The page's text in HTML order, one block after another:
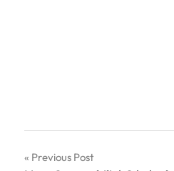
Navigation
Previous Post